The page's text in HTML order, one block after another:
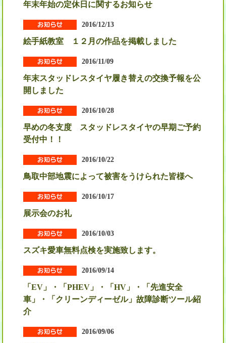
年末年始の定休日に関するお知らせ
2016/12/13
絵手紙教室 １２月の作品を掲載しました
2016/11/09
年末スタッドレスタイヤ履き替えの交換予報を公
開しました
2016/10/28
早めの冬支度 スタッドレスタイヤの早期ご予約
受付中！！
2016/10/22
鳥取中部地震によって被害をうけられた皆様へ
2016/10/17
展示会のお礼
2016/10/03
スズキ愛車無料点検を実施致します。
2016/09/14
「EV」・「PHEV」・「HV」・「先進安全
車」・「クリーンディーゼル」故障診断ツール紹
介
2016/09/06